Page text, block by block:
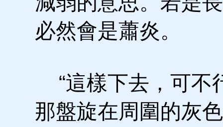
必然會是蕭炎。
“這樣下去，可不
那盤旋在周圍的灰